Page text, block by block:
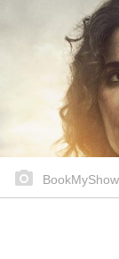
BookMyShow